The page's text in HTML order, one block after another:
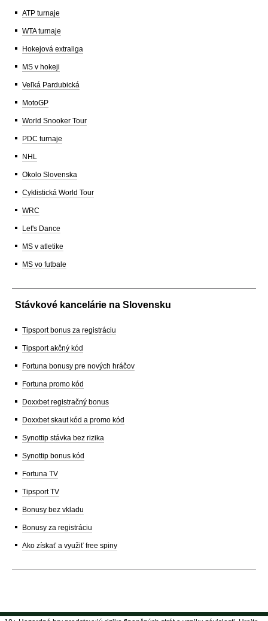
ATP turnaje
WTA turnaje
Hokejová extraliga
MS v hokeji
Veľká Pardubická
MotoGP
World Snooker Tour
PDC turnaje
NHL
Okolo Slovenska
Cyklistická World Tour
WRC
Let's Dance
MS v atletike
MS vo futbale
Stávkové kancelárie na Slovensku
Tipsport bonus za registráciu
Tipsport akčný kód
Fortuna bonusy pre nových hráčov
Fortuna promo kód
Doxxbet registračný bonus
Doxxbet skaut kód a promo kód
Synottip stávka bez rizika
Synottip bonus kód
Fortuna TV
Tipsport TV
Bonusy bez vkladu
Bonusy za registráciu
Ako získať a využiť free spiny